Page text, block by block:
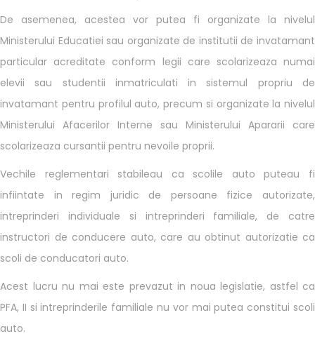
De asemenea, acestea vor putea fi organizate la nivelul
Ministerului Educatiei sau organizate de institutii de invatamant
particular acreditate conform legii care scolarizeaza numai
elevii sau studentii inmatriculati in sistemul propriu de
invatamant pentru profilul auto, precum si organizate la nivelul
Ministerului Afacerilor Interne sau Ministerului Apararii care
scolarizeaza cursantii pentru nevoile proprii.
Vechile reglementari stabileau ca scolile auto puteau fi
infiintate in regim juridic de persoane fizice autorizate,
intreprinderi individuale si intreprinderi familiale, de catre
instructori de conducere auto, care au obtinut autorizatie ca
scoli de conducatori auto.
Acest lucru nu mai este prevazut in noua legislatie, astfel ca
PFA, II si intreprinderile familiale nu vor mai putea constitui scoli
auto.